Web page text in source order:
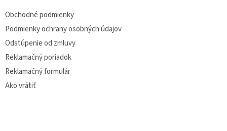
Obchodné podmienky
Podmienky ochrany osobných údajov
Odstúpenie od zmluvy
Reklamačný poriadok
Reklamačný formulár
Ako vrátiť